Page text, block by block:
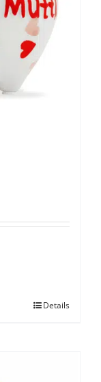
Details